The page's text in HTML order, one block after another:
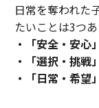
日常を奪われた
たいことは3つ
・「安全・安心
・「選択・挑戦
・「日常・希望